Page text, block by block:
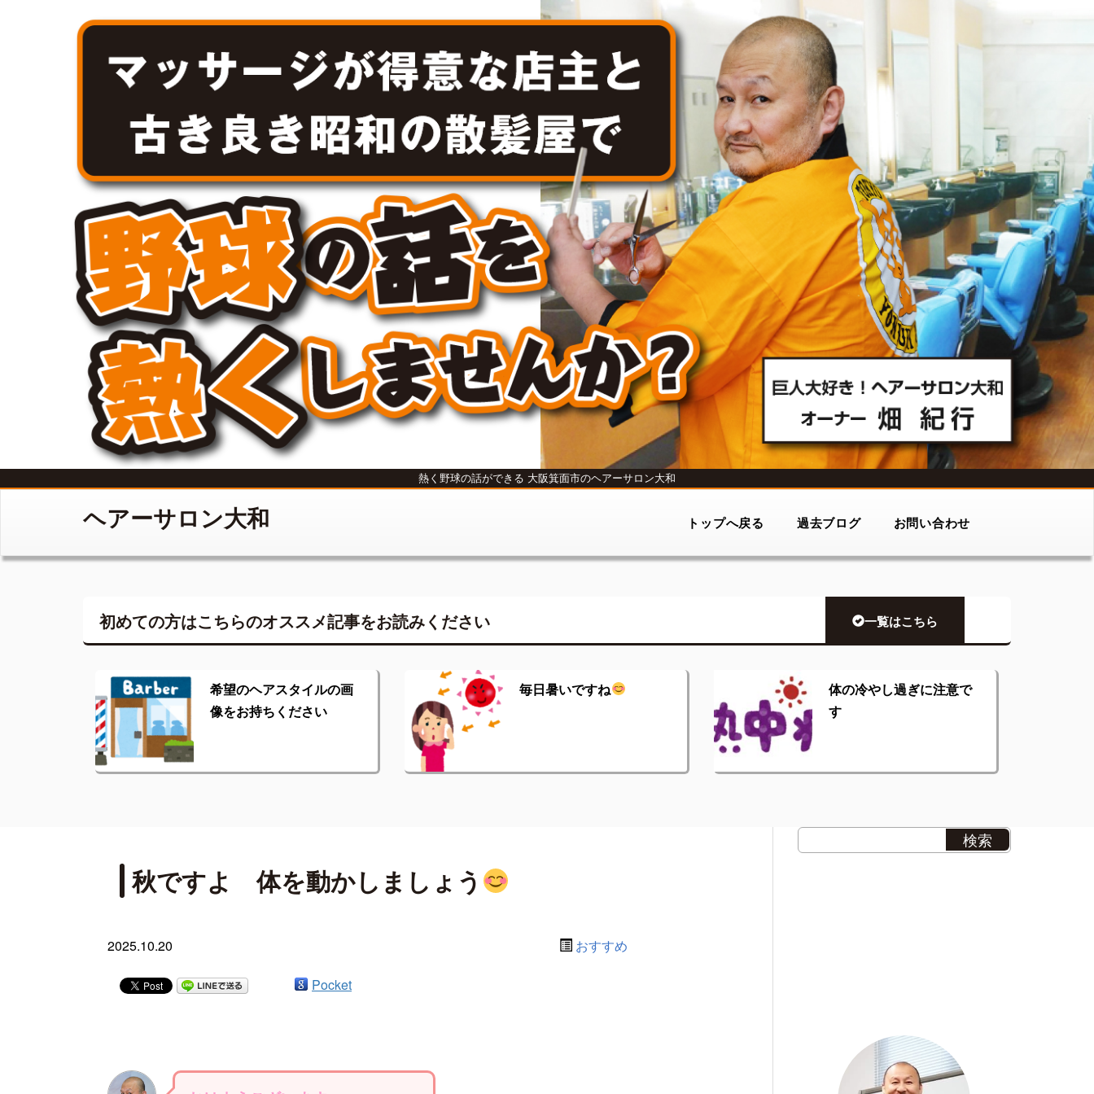
熱く野球の話ができる 大阪箕面市のヘアーサロン大和
ヘアーサロン大和 トップへ戻る 過去ブログ お問い合わせ
初めての方はこちらのオススメ記事をお読みください 一覧はこちら
希望のヘアスタイルの画
像をお持ちください
毎日暑いですね
体の冷やし過ぎに注意で
す
秋ですよ 体を動かしましょう
2025.10.20 おすすめ
Pocket